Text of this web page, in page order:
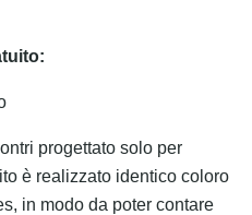
progettato solo per
è realizzato identico coloro
in modo da poter contare